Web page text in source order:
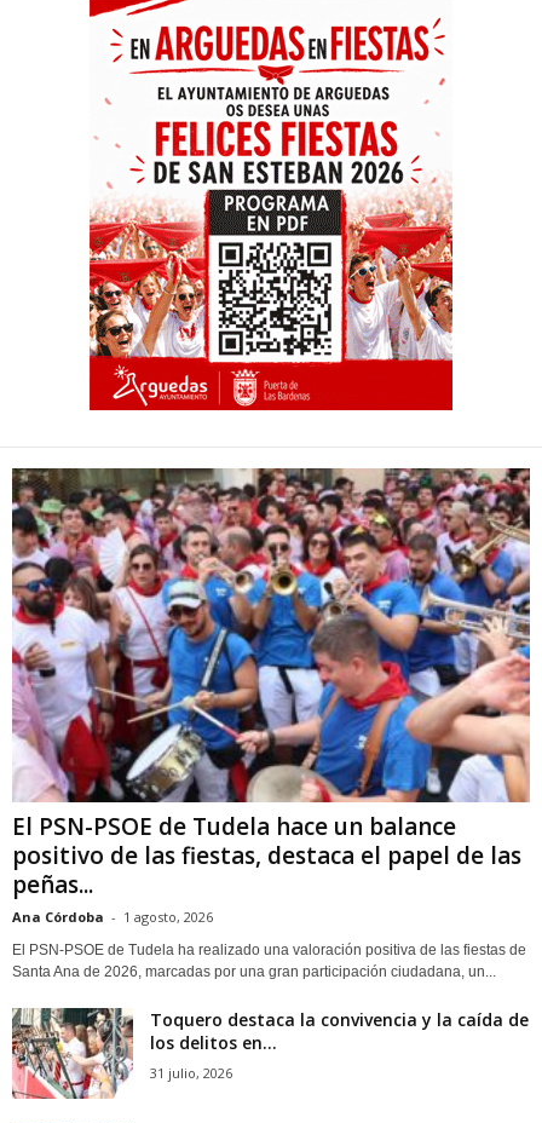
El PSN-PSOE de Tudela hace un balance
positivo de las fiestas, destaca el papel de las
peñas...
Ana Córdoba - 1 agosto, 2026
El PSN-PSOE de Tudela ha realizado una valoración positiva de las fiestas de
Santa Ana de 2026, marcadas por una gran participación ciudadana, un...
Toquero destaca la convivencia y la caída de
los delitos en...
31 julio, 2026